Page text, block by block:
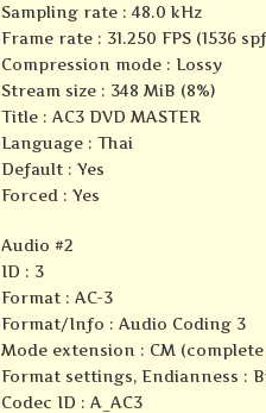
Sampling rate : 48.0 kHz
Frame rate : 31.250 FPS (1536
Compression mode : Lossy
Stream size : 348 MiB (8%)
Title : AC3 DVD MASTER
Language : Thai
Default : Yes
Forced : Yes
Audio #2
ID : 3
Format : AC-3
Format/Info : Audio Coding 3
Mode extension : CM
Format settings, Endianness :
Codec ID : A_AC3